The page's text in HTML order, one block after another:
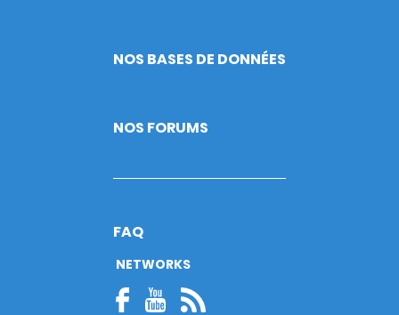
NOS BASES DE DONNÉES
NOS FORUMS
FAQ
NETWORKS